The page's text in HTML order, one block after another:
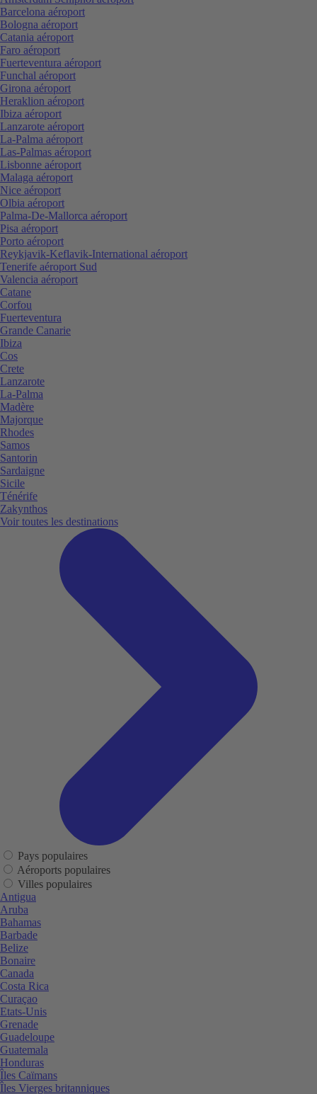
Barcelona aéroport
Bologna aéroport
Catania aéroport
Faro aéroport
Fuerteventura aéroport
Funchal aéroport
Girona aéroport
Heraklion aéroport
Ibiza aéroport
Lanzarote aéroport
La-Palma aéroport
Las-Palmas aéroport
Lisbonne aéroport
Malaga aéroport
Nice aéroport
Olbia aéroport
Palma-De-Mallorca aéroport
Pisa aéroport
Porto aéroport
Reykjavik-Keflavik-International aéroport
Tenerife aéroport Sud
Valencia aéroport
Catane
Corfou
Fuerteventura
Grande Canarie
Ibiza
Cos
Crete
Lanzarote
La-Palma
Madère
Majorque
Rhodes
Samos
Santorin
Sardaigne
Sicile
Ténérife
Zakynthos
Voir toutes les destinations
Pays populaires
Aéroports populaires
Villes populaires
Antigua
Aruba
Bahamas
Barbade
Belize
Bonaire
Canada
Costa Rica
Curaçao
Etats-Unis
Grenade
Guadeloupe
Guatemala
Honduras
Îles Caïmans
Îles Vierges britanniques